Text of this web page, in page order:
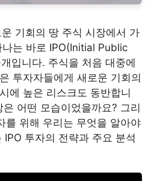
기회의 땅 주식 시장에서 가
는 바로 IPO(Initial Public
입니다. 주식을 처음 대중에
투자자들에게 새로운 기회의
에 높은 리스크도 동반합니
어떤 모습이었을까요? 그리
를 위해 우리는 무엇을 알아야
IPO 투자의 전략과 주요 분석